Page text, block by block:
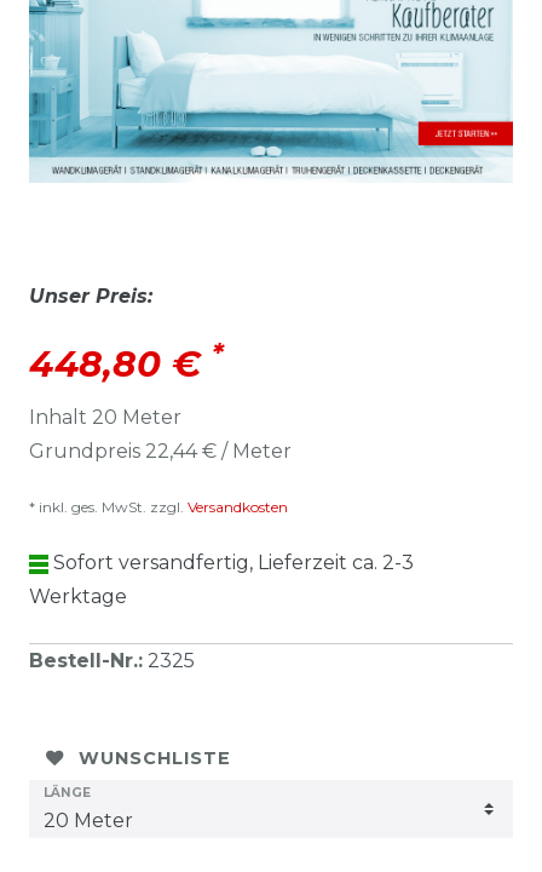
Unser Preis:
448,80 € *
Inhalt 20 Meter
Grundpreis 22,44 € / Meter
* inkl. ges. MwSt. zzgl. Versandkosten
Sofort versandfertig, Lieferzeit ca. 2-3
Werktage
Bestell-Nr.: 2325
WUNSCHLISTE
LÄNGE